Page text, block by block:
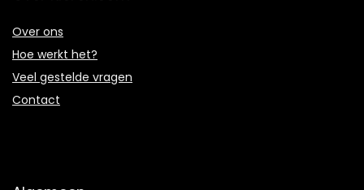
Over ons
Hoe werkt het?
Veel gestelde vragen
Contact